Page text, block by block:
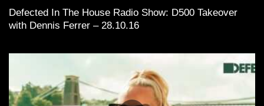
Defected In The House Radio Show: D500 Takeover
with Dennis Ferrer – 28.10.16